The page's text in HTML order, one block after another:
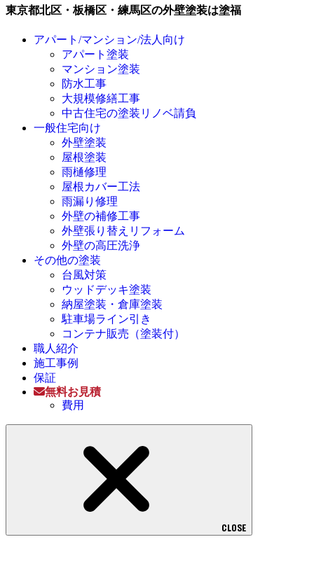
東京都北区・板橋区・練馬区の外壁塗装は塗福
アパート/マンション/法人向け
アパート塗装
マンション塗装
防水工事
大規模修繕工事
中古住宅の塗装リノベ請負
一般住宅向け
外壁塗装
屋根塗装
雨樋修理
屋根カバー工法
雨漏り修理
外壁の補修工事
外壁張り替えリフォーム
外壁の高圧洗浄
その他の塗装
台風対策
ウッドデッキ塗装
納屋塗装・倉庫塗装
駐車場ライン引き
コンテナ販売（塗装付）
職人紹介
施工事例
保証
無料お見積
費用
CLOSE